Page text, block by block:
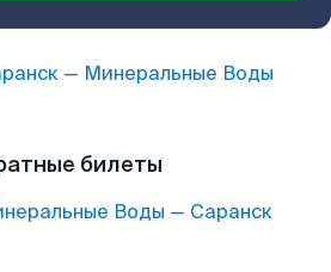
— Минеральные Воды
билеты
Воды — Саранск